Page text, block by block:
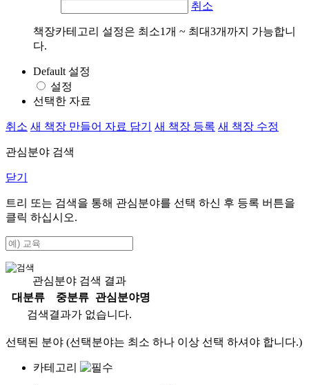
취소
책장카테고리 설정은 최소1개 ~ 최대3개까지 가능합니
다.
Default 설정
설정
선택한 자료
취소 새 책장 만들어 자료 담기 새 책장 등록 새 책장 수정
관심분야 검색
닫기
트리 또는 검색을 통해 관심분야를 선택 하신 후 등록 버튼을
클릭 하십시오.
관심분야 검색 결과
대분류
중분류
관심분야명
검색결과가 없습니다.
선택된 분야 (선택분야는 최소 하나 이상 선택 하셔야 합니다.)
카테고리